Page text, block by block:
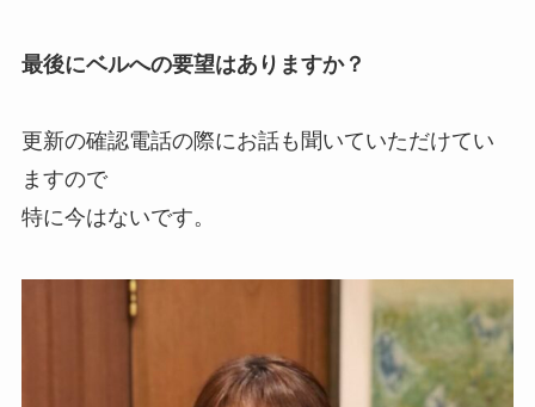
最後にベルへの要望はありますか？
更新の確認電話の際にお話も聞いていただけてい
ますので
特に今はないです。